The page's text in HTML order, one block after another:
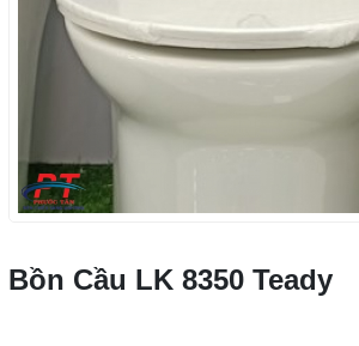
Bồn Cầu LK 8350 Teady